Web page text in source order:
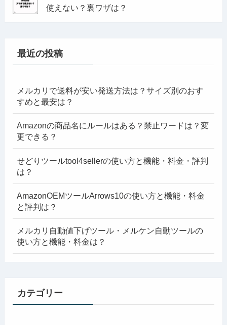
使えない？裏ワザは？
最近の投稿
メルカリで送料が安い発送方法は？サイズ別のおす
すめと最安は？
Amazonの商品名にルールはある？禁止ワードは？変
更できる？
せどりツールtool4sellerの使い方と機能・料金・評判
は？
AmazonOEMツールArrows10の使い方と機能・料金
と評判は？
メルカリ自動値下げツール・メルケン自動ツールの
使い方と機能・料金は？
カテゴリー